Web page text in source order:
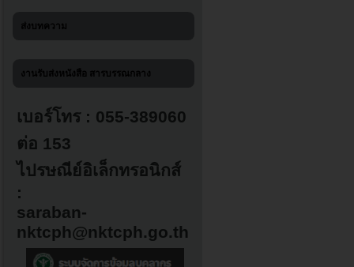
ส่งบทความ
งานรับส่งหนังสือ สารบรรณกลาง
เบอร์โทร : 055-389060
ต่อ 153
ไปรษณีย์อิเล็กทรอนิกส์
:
saraban-
nktcph@nktcph.go.th